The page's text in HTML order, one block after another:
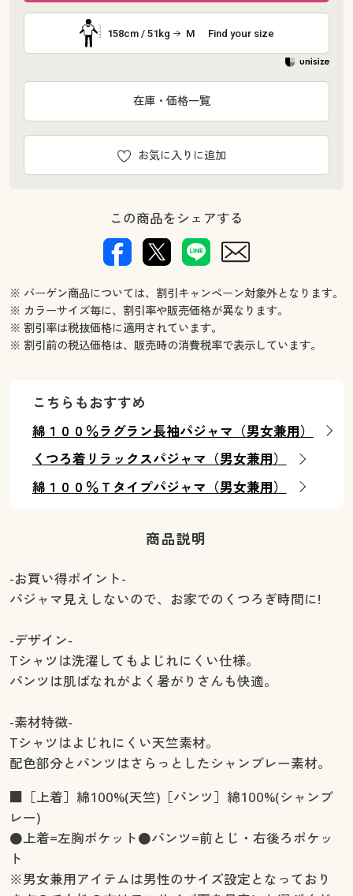
158cm / 51kg M Find your size
お気に入りに追加
在庫・価格一覧
この商品をシェアする
※ バーゲン商品については、割引キャンペーン対象外となります。
※ カラーサイズ毎に、割引率や販売価格が異なります。
※ 割引率は税抜価格に適用されています。
※ 割引前の税込価格は、販売時の消費税率で表示しています。
こちらもおすすめ
綿１００％ラグラン長袖パジャマ（男女兼用）
くつろ着リラックスパジャマ（男女兼用）
綿１００％Ｔタイプパジャマ（男女兼用）
商品説明
-お買い得ポイント-
パジャマ見えしないので、お家でのくつろぎ時間に!
-デザイン-
Tシャツは洗濯してもよじれにくい仕様。
パンツは肌ばなれがよく暑がりさんも快適。
-素材特徴-
Tシャツはよじれにくい天竺素材。
配色部分とパンツはさらっとしたシャンブレー素材。
■［上着］綿100%(天竺)［パンツ］綿100%(シャンブ
レー)
●上着=左胸ポケット●パンツ=前とじ・右後ろポケッ
ト
※男女兼用アイテムは男性のサイズ設定となっており